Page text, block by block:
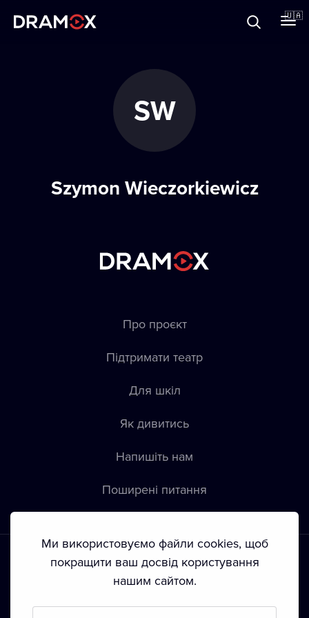
🇺🇦
Зареєструватися
SW
Szymon Wieczorkiewicz
Про проєкт
Підтримати театр
Для шкіл
Як дивитись
Напишіть нам
Пoширені питання
Положення й умови • Конфіденційність • Автoрські права
Ми використовуємо файли cookies, щоб
покращити ваш досвід користування
нашим сайтом.